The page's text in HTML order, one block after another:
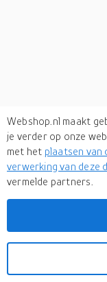
Webshop.nl maakt
je verder op onze
met het plaatsen van
verwerking van deze
vermelde partners.